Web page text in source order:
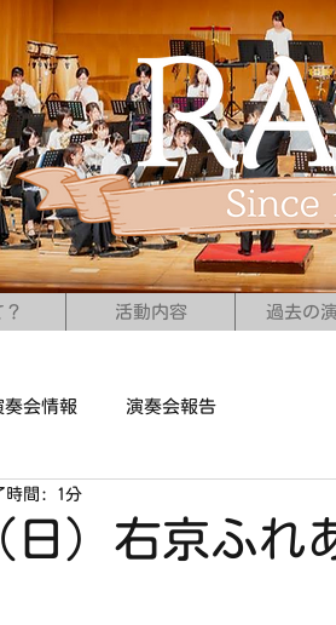
？ 活動内容 過去の
奏会情報 演奏会報告
日）右京ふ
時間: 1分